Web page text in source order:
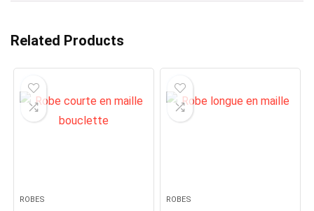
Related Products
ROBES ROBES